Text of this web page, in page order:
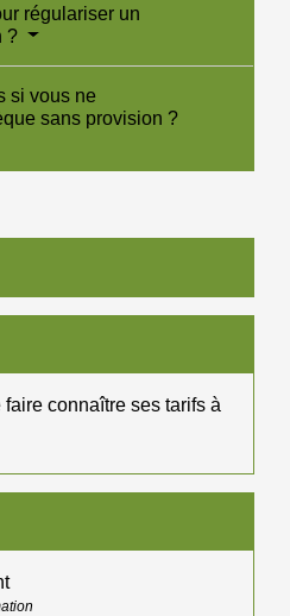
régulariser un
?
si vous ne
sans provision ?
connaître ses tarifs à